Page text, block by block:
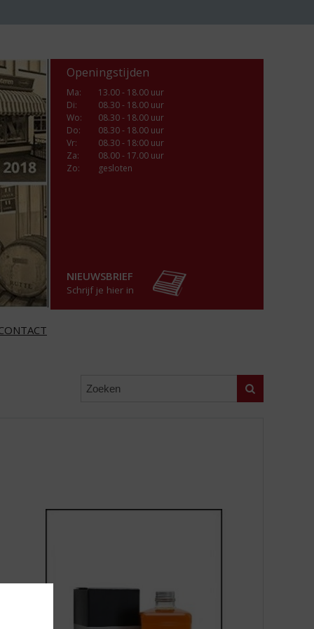
Openingstijden
Ma:
13.00 - 18.00 uur
Di:
08.30 - 18.00 uur
Wo:
08.30 - 18.00 uur
Do:
08.30 - 18.00 uur
Vr:
08.30 - 18:00 uur
Za:
08.00 - 17.00 uur
Zo:
gesloten
NIEUWSBRIEF
Schrijf je hier in
Zoeken